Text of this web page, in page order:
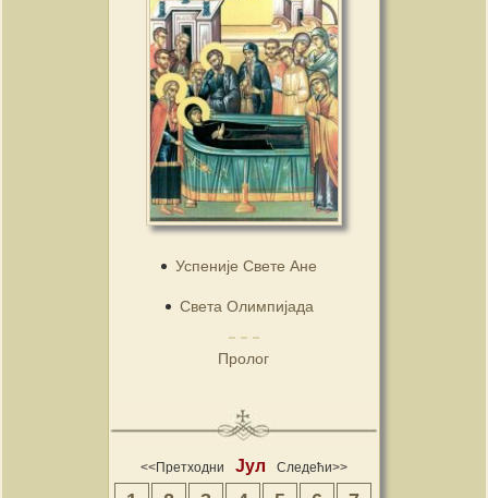
Успеније Свете Ане
Света Олимпијада
Пролог
<<Претходни Јул Следећи>>